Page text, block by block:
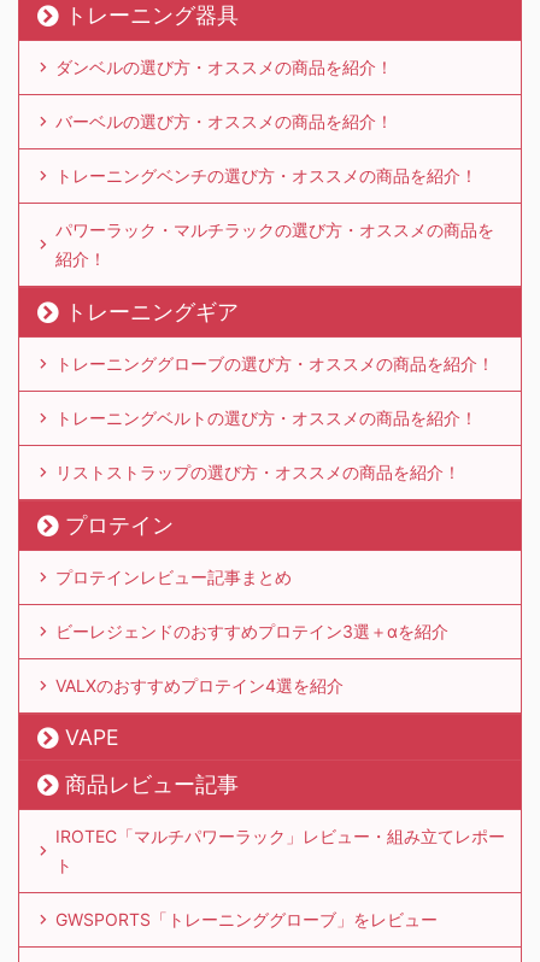
トレーニング器具
ダンベルの選び方・オススメの商品を紹介！
バーベルの選び方・オススメの商品を紹介！
トレーニングベンチの選び方・オススメの商品を紹介！
パワーラック・マルチラックの選び方・オススメの商品を
紹介！
トレーニングギア
トレーニンググローブの選び方・オススメの商品を紹介！
トレーニングベルトの選び方・オススメの商品を紹介！
リストストラップの選び方・オススメの商品を紹介！
プロテイン
プロテインレビュー記事まとめ
ビーレジェンドのおすすめプロテイン3選＋αを紹介
VALXのおすすめプロテイン4選を紹介
VAPE
商品レビュー記事
IROTEC「マルチパワーラック」レビュー・組み立てレポー
ト
GWSPORTS「トレーニンググローブ」をレビュー